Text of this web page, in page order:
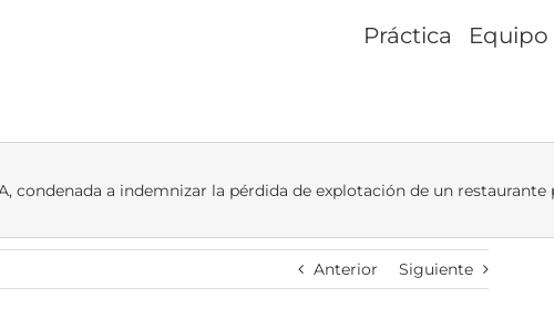
Práctica Equipo
condenada a indemnizar la pérdida de explotación de un restaurante
Anterior Siguiente